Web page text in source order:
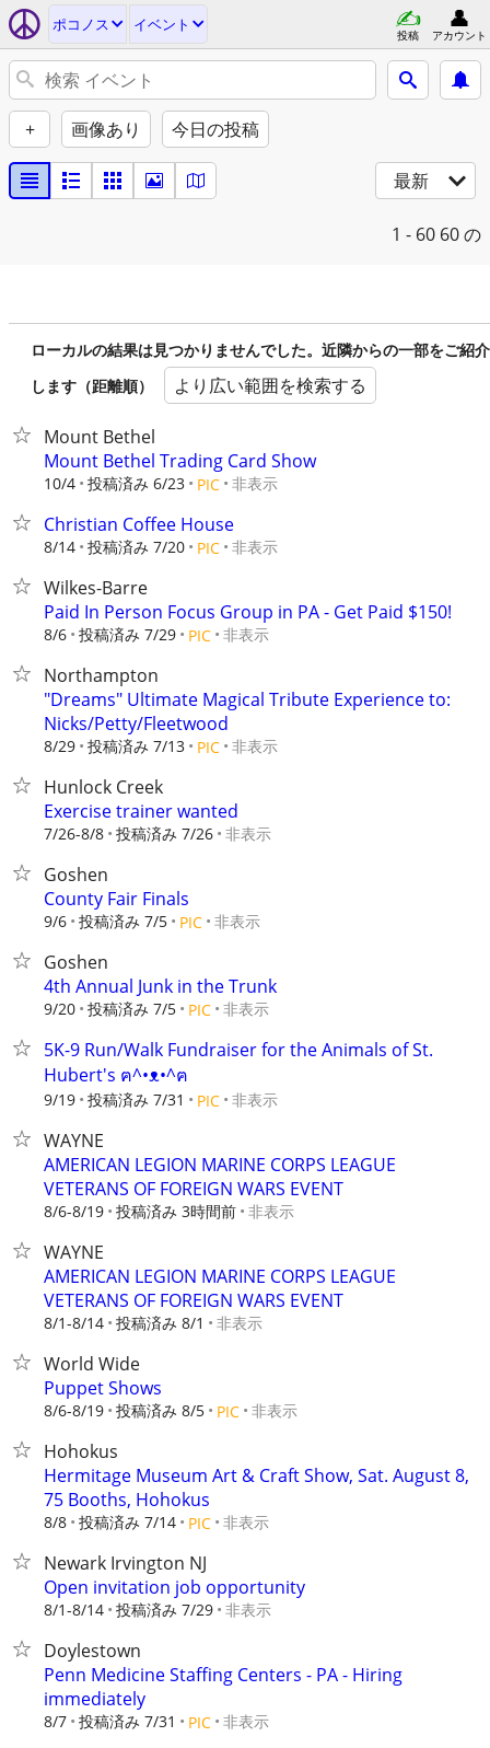
ポコノス イベント
投稿 アカウント
+ 画像あり 今日の投稿
最新
1 - 60 60 の
ローカルの結果は見つかりませんでした。近隣からの一部をご紹介
します（距離順）
より広い範囲を検索する
Mount Bethel
Mount Bethel Trading Card Show
10/4 投稿済み 6/23 PIC 非表示
Christian Coffee House
8/14 投稿済み 7/20 PIC 非表示
Wilkes-Barre
Paid In Person Focus Group in PA - Get Paid $150!
8/6 投稿済み 7/29 PIC 非表示
Northampton
"Dreams" Ultimate Magical Tribute Experience to:
Nicks/Petty/Fleetwood
8/29 投稿済み 7/13 PIC 非表示
Hunlock Creek
Exercise trainer wanted
7/26-8/8 投稿済み 7/26 非表示
Goshen
County Fair Finals
9/6 投稿済み 7/5 PIC 非表示
Goshen
4th Annual Junk in the Trunk
9/20 投稿済み 7/5 PIC 非表示
5K-9 Run/Walk Fundraiser for the Animals of St.
Hubert's ฅ^•ᴥ•^ฅ
9/19 投稿済み 7/31 PIC 非表示
WAYNE
AMERICAN LEGION MARINE CORPS LEAGUE
VETERANS OF FOREIGN WARS EVENT
8/6-8/19 投稿済み 3時間前 非表示
WAYNE
AMERICAN LEGION MARINE CORPS LEAGUE
VETERANS OF FOREIGN WARS EVENT
8/1-8/14 投稿済み 8/1 非表示
World Wide
Puppet Shows
8/6-8/19 投稿済み 8/5 PIC 非表示
Hohokus
Hermitage Museum Art & Craft Show, Sat. August 8,
75 Booths, Hohokus
8/8 投稿済み 7/14 PIC 非表示
Newark Irvington NJ
Open invitation job opportunity
8/1-8/14 投稿済み 7/29 非表示
Doylestown
Penn Medicine Staffing Centers - PA - Hiring
immediately
8/7 投稿済み 7/31 PIC 非表示